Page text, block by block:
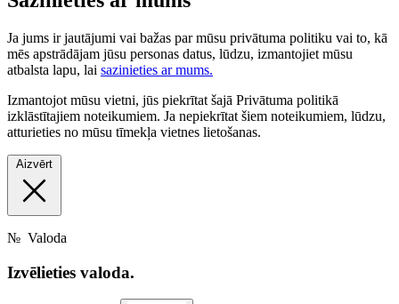
Ja jums ir jautājumi vai bažas par mūsu privātuma politiku vai to, kā
mēs apstrādājam jūsu personas datus, lūdzu, izmantojiet mūsu
atbalsta lapu, lai sazinieties ar mums.
Izmantojot mūsu vietni, jūs piekrītat šajā Privātuma politikā
izklāstītajiem noteikumiem. Ja nepiekrītat šiem noteikumiem, lūdzu,
atturieties no mūsu tīmekļa vietnes lietošanas.
Aizvērt
№ Valoda
Izvēlieties valoda.